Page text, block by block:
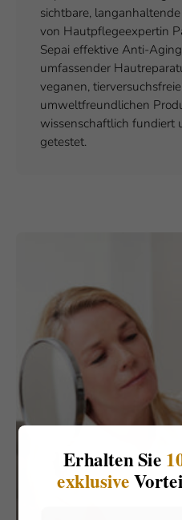
sichtbare,
von Hautpflegeexpertin
Sepai effektive Anti-
umfassender
veganen,
umweltfreundlichen
wissenschaftlich fundiert
getestet.
Erhalten Sie
exklusive